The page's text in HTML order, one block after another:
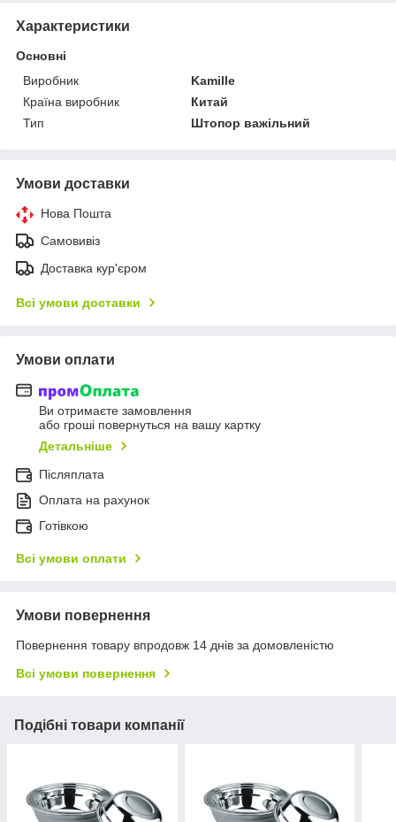
Характеристики
Основні
Виробник
Kamille
Країна виробник
Китай
Тип
Штопор важільний
Умови доставки
Нова Пошта
Самовивіз
Доставка кур'єром
Всі умови доставки
Умови оплати
Ви отримаєте замовлення
або гроші повернуться на вашу картку
Детальніше
Післяплата
Оплата на рахунок
Готівкою
Всі умови оплати
Умови повернення
Повернення товару впродовж 14 днів за домовленістю
Всі умови повернення
Подібні товари компанії